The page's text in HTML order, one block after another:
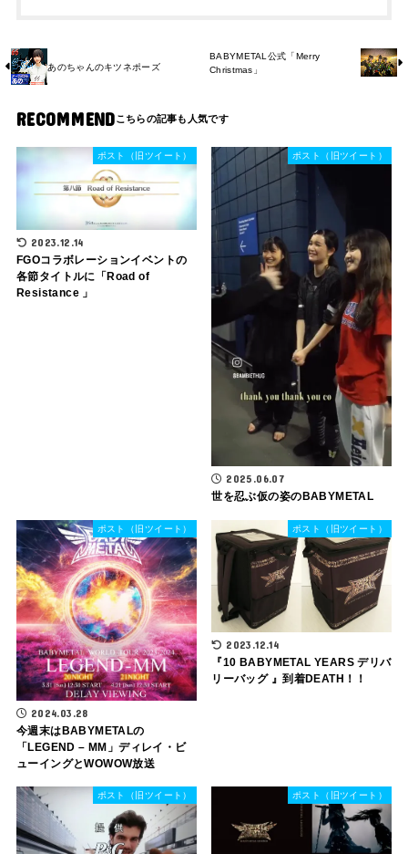
あのちゃんのキツネポーズ
BABYMETAL公式「Merry
Christmas」
RECOMMEND
ポスト（旧ツイート）
2023.12.14
FGOコラボレーションイベントの
各節タイトルに「Road of
Resistance 」
ポスト（旧ツイート）
2025.06.07
世を忍ぶ仮の姿のBABYMETAL
ポスト（旧ツイート）
2024.03.28
今週末はBABYMETALの
「LEGEND – MM」ディレイ・ビ
ューイングとWOWOW放送
ポスト（旧ツイート）
2023.12.14
『10 BABYMETAL YEARS デリバ
リーバッグ 』到着DEATH！！
ポスト（旧ツイート） ポスト（旧ツイート）